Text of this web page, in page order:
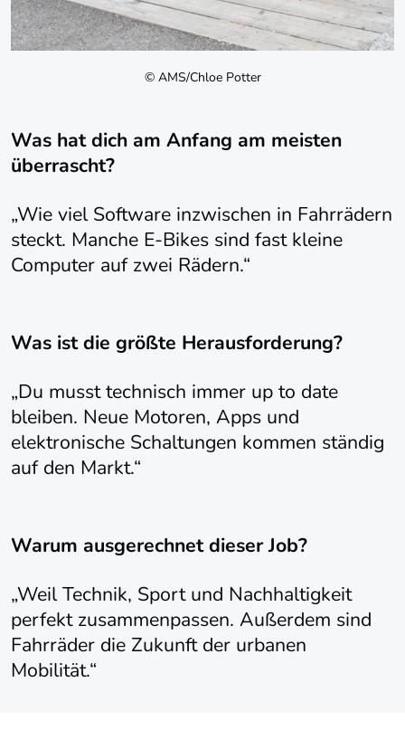
© AMS/Chloe Potter
Was hat dich am Anfang am meisten
überrascht?
„Wie viel Software inzwischen in Fahrrädern
steckt. Manche E-Bikes sind fast kleine
Computer auf zwei Rädern.“
Was ist die größte Herausforderung?
„Du musst technisch immer up to date
bleiben. Neue Motoren, Apps und
elektronische Schaltungen kommen ständig
auf den Markt.“
Warum ausgerechnet dieser Job?
„Weil Technik, Sport und Nachhaltigkeit
perfekt zusammenpassen. Außerdem sind
Fahrräder die Zukunft der urbanen
Mobilität.“